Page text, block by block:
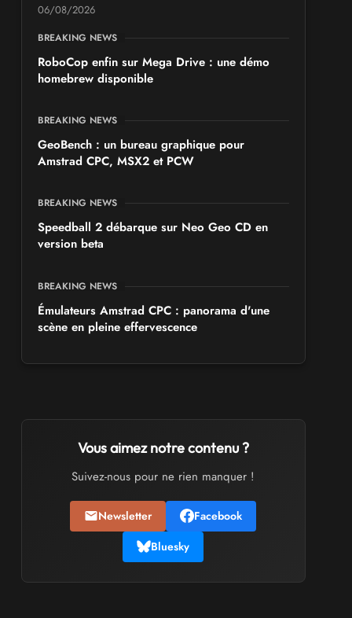
SALONS & CONVENTIONS GEEKS
Japan Manga Wave Colmar 2026
06/08/2026
BREAKING NEWS
RoboCop enfin sur Mega Drive : une démo
homebrew disponible
BREAKING NEWS
GeoBench : un bureau graphique pour
Amstrad CPC, MSX2 et PCW
BREAKING NEWS
Speedball 2 débarque sur Neo Geo CD en
version beta
BREAKING NEWS
Émulateurs Amstrad CPC : panorama d'une
scène en pleine effervescence
Vous aimez notre contenu ?
Suivez-nous pour ne rien manquer !
Newsletter
Facebook
Bluesky